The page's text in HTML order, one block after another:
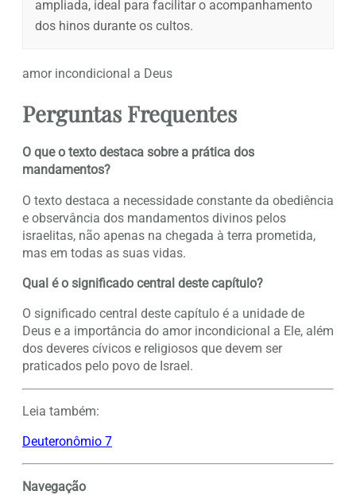
ampliada, ideal para facilitar o acompanhamento
dos hinos durante os cultos.
amor incondicional a Deus
Perguntas Frequentes
O que o texto destaca sobre a prática dos
mandamentos?
O texto destaca a necessidade constante da obediência
e observância dos mandamentos divinos pelos
israelitas, não apenas na chegada à terra prometida,
mas em todas as suas vidas.
Qual é o significado central deste capítulo?
O significado central deste capítulo é a unidade de
Deus e a importância do amor incondicional a Ele, além
dos deveres cívicos e religiosos que devem ser
praticados pelo povo de Israel.
Leia também:
Deuteronômio 7
Navegação